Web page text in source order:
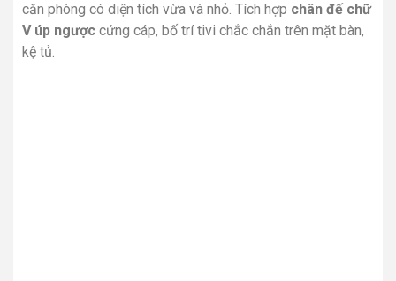
căn phòng có diện tích vừa và nhỏ. Tích hợp chân đế chữ
V úp ngược cứng cáp, bố trí tivi chắc chắn trên mặt bàn,
kệ tủ.